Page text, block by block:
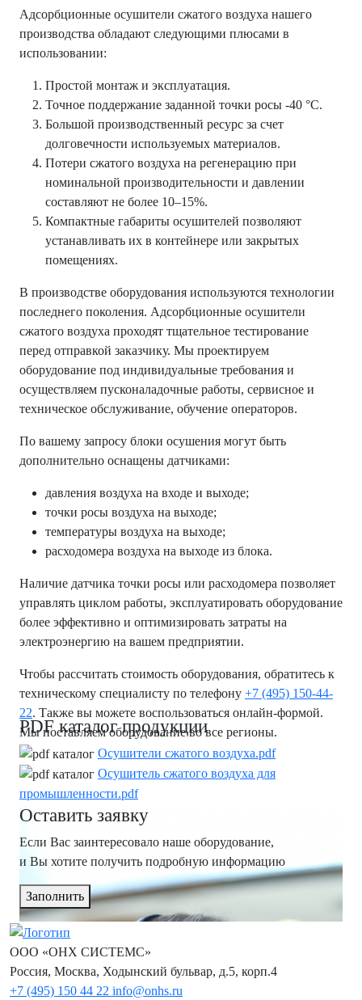
Адсорбционные осушители сжатого воздуха нашего
производства обладают следующими плюсами в
использовании:
Простой монтаж и эксплуатация.
Точное поддержание заданной точки росы -40 °C.
Большой производственный ресурс за счет
долговечности используемых материалов.
Потери сжатого воздуха на регенерацию при
номинальной производительности и давлении
составляют не более 10–15%.
Компактные габариты осушителей позволяют
устанавливать их в контейнере или закрытых
помещениях.
В производстве оборудования используются технологии
последнего поколения. Адсорбционные осушители
сжатого воздуха проходят тщательное тестирование
перед отправкой заказчику. Мы проектируем
оборудование под индивидуальные требования и
осуществляем пусконаладочные работы, сервисное и
техническое обслуживание, обучение операторов.
По вашему запросу блоки осушения могут быть
дополнительно оснащены датчиками:
давления воздуха на входе и выходе;
точки росы воздуха на выходе;
температуры воздуха на выходе;
расходомера воздуха на выходе из блока.
Наличие датчика точки росы или расходомера позволяет
управлять циклом работы, эксплуатировать оборудование
более эффективно и оптимизировать затраты на
электроэнергию на вашем предприятии.
Чтобы рассчитать стоимость оборудования, обратитесь к
техническому специалисту по телефону +7 (495) 150-44-
22. Также вы можете воспользоваться онлайн-формой.
Мы поставляем оборудование во все регионы.
PDF каталог продукции
Осушители сжатого воздуха.pdf
Осушитель сжатого воздуха для
промышленности.pdf
Оставить заявку
Если Вас заинтересовало наше оборудование,
и Вы хотите получить подробную информацию
Заполнить
ООО «ОНХ СИСТЕМС»
Россия, Москва, Ходынский бульвар, д.5, корп.4
+7 (495) 150 44 22 info@onhs.ru